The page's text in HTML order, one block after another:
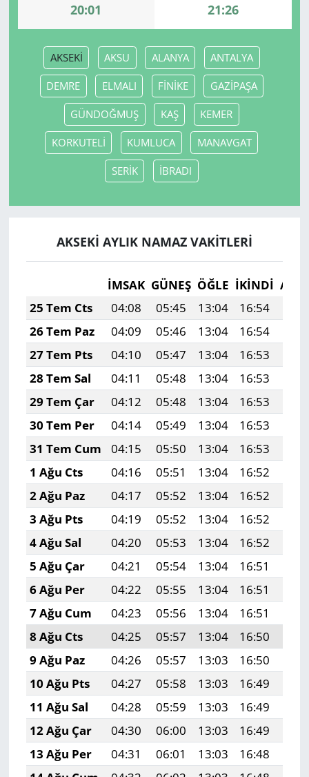
20:01 21:26
AKSEKİ AKSU ALANYA ANTALYA
DEMRE ELMALI FİNİKE GAZİPAŞA
GÜNDOĞMUŞ KAŞ KEMER
KORKUTELİ KUMLUCA MANAVGAT
SERİK İBRADI
AKSEKİ AYLIK NAMAZ VAKITLERI
İMSAK GÜNEŞ ÖĞLE İKINDI
25 Tem Cts
04:08 05:45 13:04 16:54
26 Tem Paz
04:09 05:46 13:04 16:54
27 Tem Pts
04:10 05:47 13:04 16:53
28 Tem Sal
04:11 05:48 13:04 16:53
29 Tem Çar
04:12 05:48 13:04 16:53
30 Tem Per
04:14 05:49 13:04 16:53
31 Tem Cum
04:15 05:50 13:04 16:53
1 Ağu Cts
04:16 05:51 13:04 16:52
2 Ağu Paz
04:17 05:52 13:04 16:52
3 Ağu Pts
04:19 05:52 13:04 16:52
4 Ağu Sal
04:20 05:53 13:04 16:52
5 Ağu Çar
04:21 05:54 13:04 16:51
6 Ağu Per
04:22 05:55 13:04 16:51
7 Ağu Cum
04:23 05:56 13:04 16:51
8 Ağu Cts
04:25 05:57 13:04 16:50
9 Ağu Paz
04:26 05:57 13:03 16:50
10 Ağu Pts
04:27 05:58 13:03 16:49
11 Ağu Sal
04:28 05:59 13:03 16:49
12 Ağu Çar
04:30 06:00 13:03 16:49
13 Ağu Per
04:31 06:01 13:03 16:48